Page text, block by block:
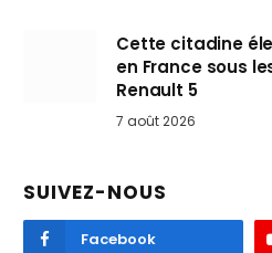
Cette citadine
en France sous
Renault 5
7 août 2026
SUIVEZ-NOUS
Facebook